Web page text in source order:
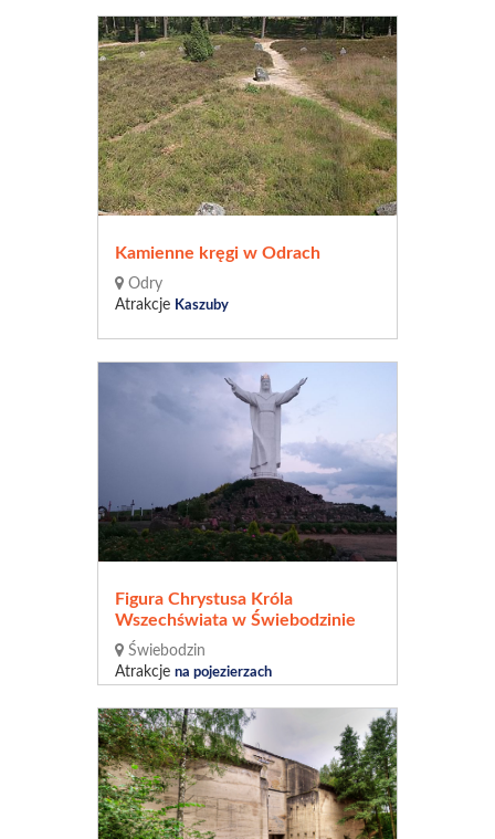
Kamienne kręgi w Odrach
Odry
Atrakcje Kaszuby
Figura Chrystusa Króla
Wszechświata w Świebodzinie
Świebodzin
Atrakcje na pojezierzach